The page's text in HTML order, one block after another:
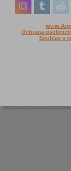
Ochrana
Souhlas s